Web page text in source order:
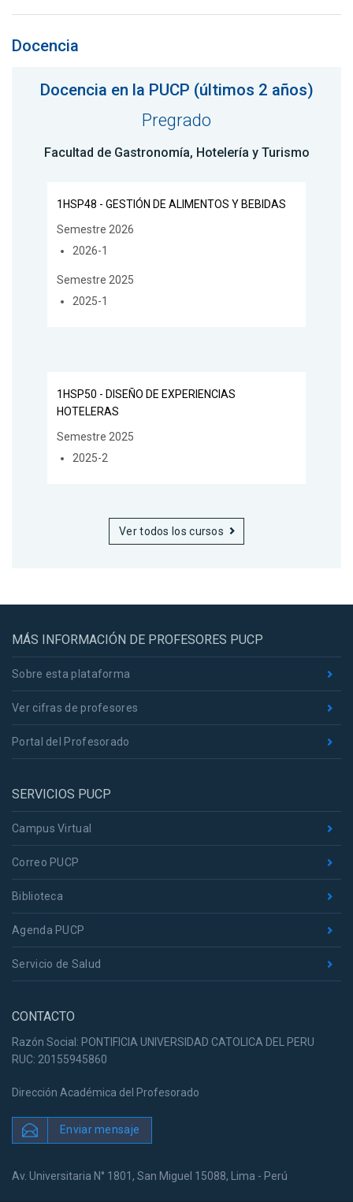
Docencia
Docencia en la PUCP (últimos 2 años)
Pregrado
Facultad de Gastronomía, Hotelería y Turismo
1HSP48 - GESTIÓN DE ALIMENTOS Y BEBIDAS
Semestre 2026
2026-1
Semestre 2025
2025-1
1HSP50 - DISEÑO DE EXPERIENCIAS
HOTELERAS
Semestre 2025
2025-2
Ver todos los cursos
MÁS INFORMACIÓN DE PROFESORES PUCP
Sobre esta plataforma
Ver cifras de profesores
Portal del Profesorado
SERVICIOS PUCP
Campus Virtual
Correo PUCP
Biblioteca
Agenda PUCP
Servicio de Salud
CONTACTO
Razón Social: PONTIFICIA UNIVERSIDAD CATOLICA DEL PERU
RUC: 20155945860
Dirección Académica del Profesorado
Enviar mensaje
Av. Universitaria N° 1801, San Miguel 15088, Lima - Perú